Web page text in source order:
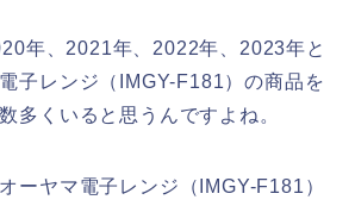
年、2021年、2022年、2023年と
子レンジ（IMGY-F181）の商品を
多くいると思うんですよね。
ーヤマ電子レンジ（IMGY-F181）